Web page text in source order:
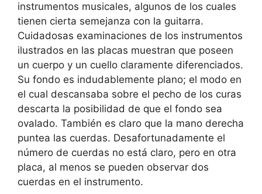
instrumentos musicales, algunos de los cuales
tienen cierta semejanza con la guitarra.
Cuidadosas examinaciones de los instrumentos
ilustrados en las placas muestran que poseen
un cuerpo y un cuello claramente diferenciados.
Su fondo es indudablemente plano; el modo en
el cual descansaba sobre el pecho de los curas
descarta la posibilidad de que el fondo sea
ovalado. También es claro que la mano derecha
puntea las cuerdas. Desafortunadamente el
número de cuerdas no está claro, pero en otra
placa, al menos se pueden observar dos
cuerdas en el instrumento.